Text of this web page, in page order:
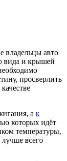
владельцы авто
вида и крышей
просверлить
а к
которых идёт
температуры,
всего